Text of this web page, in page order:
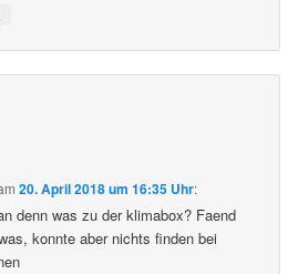
20. April 2018 um 16:35 Uhr:
denn was zu der klimabox? Faend
konnte aber nichts finden bei